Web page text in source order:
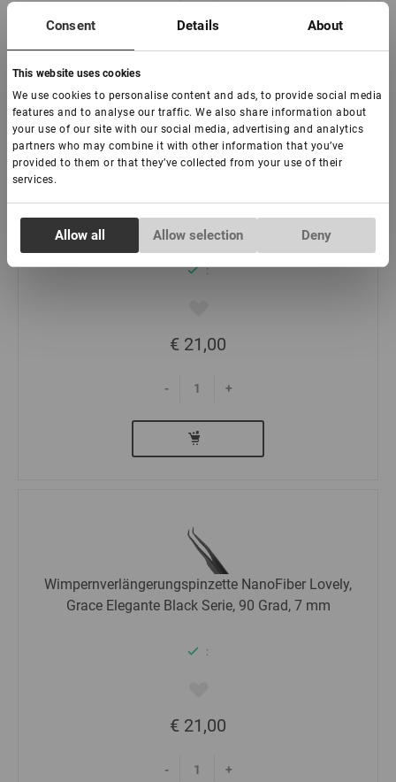
Consent Details About
This website uses cookies
We use cookies to personalise content and ads, to provide social media
features and to analyse our traffic. We also share information about
your use of our site with our social media, advertising and analytics
partners who may combine it with other information that you’ve
provided to them or that they’ve collected from your use of their
services.
Necessary
Allow all Allow selection Deny
Wimpernverlängerungspinzette NanoFiber Lovely,
Grace Elegante Black Serie, 90 Grad, 5 mm
:
€ 21,00
- +
Wimpernverlängerungspinzette NanoFiber Lovely,
Grace Elegante Black Serie, 90 Grad, 7 mm
:
€ 21,00
- +